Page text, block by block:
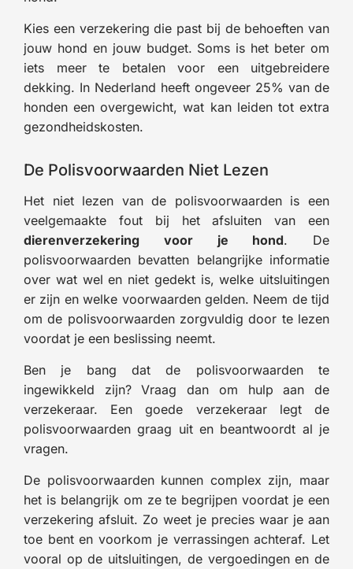
Kies een verzekering die past bij de behoeften van
jouw hond en jouw budget. Soms is het beter om
iets meer te betalen voor een uitgebreidere
dekking. In Nederland heeft ongeveer 25% van de
honden een overgewicht, wat kan leiden tot extra
gezondheidskosten.
De Polisvoorwaarden Niet Lezen
Het niet lezen van de polisvoorwaarden is een
veelgemaakte fout bij het afsluiten van een
dierenverzekering voor je hond. De
polisvoorwaarden bevatten belangrijke informatie
over wat wel en niet gedekt is, welke uitsluitingen
er zijn en welke voorwaarden gelden. Neem de tijd
om de polisvoorwaarden zorgvuldig door te lezen
voordat je een beslissing neemt.
Ben je bang dat de polisvoorwaarden te
ingewikkeld zijn? Vraag dan om hulp aan de
verzekeraar. Een goede verzekeraar legt de
polisvoorwaarden graag uit en beantwoordt al je
vragen.
De polisvoorwaarden kunnen complex zijn, maar
het is belangrijk om ze te begrijpen voordat je een
verzekering afsluit. Zo weet je precies waar je aan
toe bent en voorkom je verrassingen achteraf. Let
vooral op de uitsluitingen, de vergoedingen en de